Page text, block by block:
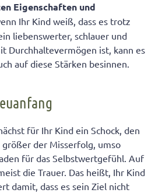
Eigenschaften und
Ihr Kind weiß, dass es trotz
liebenswerter, schlauer und
Durchhaltevermögen ist, kann es
auf diese Stärken besinnen.
für Ihr Kind ein Schock, den
der Misserfolg, umso
für das Selbstwertgefühl. Auf
die Trauer. Das heißt, Ihr Kind
damit, dass es sein Ziel nicht